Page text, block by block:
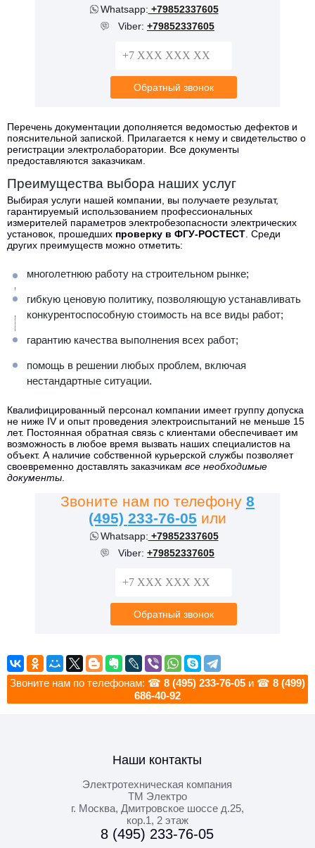
Whatsapp: +79852337605
Viber: +79852337605
Перечень документации дополняется ведомостью дефектов и
пояснительной запиской. Прилагается к нему и свидетельство о
регистрации электролаборатории. Все документы
предоставляются заказчикам.
Преимущества выбора наших услуг
Выбирая услуги нашей компании, вы получаете результат,
гарантируемый использованием профессиональных
измерителей параметров электробезопасности электрических
установок, прошедших проверку в ФГУ-РОСТЕСТ . Среди
других преимуществ можно отметить:
многолетнюю работу на строительном рынке;
гибкую ценовую политику, позволяющую устанавливать
конкурентоспособную стоимость на все виды работ;
гарантию качества выполнения всех работ;
помощь в решении любых проблем, включая
нестандартные ситуации.
Квалифицированный персонал компании имеет группу допуска
не ниже IV и опыт проведения электроиспытаний не меньше 15
лет. Постоянная обратная связь с клиентами обеспечивает им
возможность в любое время вызвать наших специалистов на
объект. А наличие собственной курьерской службы позволяет
своевременно доставлять заказчикам все необходимые
документы
Звоните нам по телефону 8
(495) 233-76-05 или
Whatsapp: +79852337605
Viber: +79852337605
Звоните нам по телефонам: ☎ 8 (495) 233-76-05 и ☎ 8 (499)
686-40-92
Наши контакты
Электротехническая компания
ТМ Электро
г. Москва, Дмитровское шоссе д.25,
кор.1, 2 этаж
8 (495) 233-76-05